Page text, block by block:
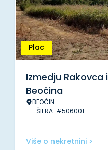
Plac
Izmedju Rakovca i
Beočina
BEOČIN
ŠIFRA: #506001
Više o nekretnini >